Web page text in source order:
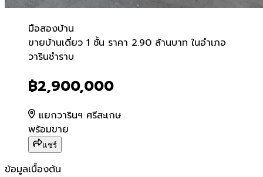
มือสองบ้าน
ขายบ้านเดี่ยว 1 ชั้น ราคา
ขายบ้านเดี่ยว 1 ชั้น ราคา 2.90 ล้านบาท ในอำเภอ
วารินชำราบ
฿2,900,000
แยกวารินฯ ศรีสะเกษ
พร้อมขาย
แชร์
ข้อมูลเบื้องต้น